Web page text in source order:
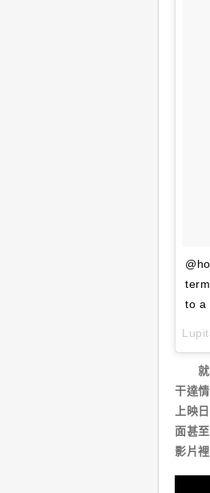
to a
就連
干達
上映
面甚
影片